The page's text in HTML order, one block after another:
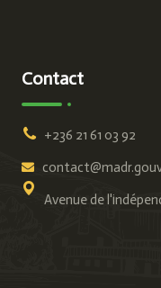
Contact
+236 21 61 03 92
Avenue de